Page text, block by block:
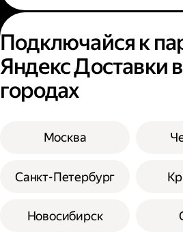
Подключайся к
Яндекс Доставки
городах
Москва
Санкт-Петербург
Новосибирск